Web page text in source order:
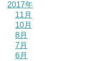
2017年
11月
10月
8月
7月
6月